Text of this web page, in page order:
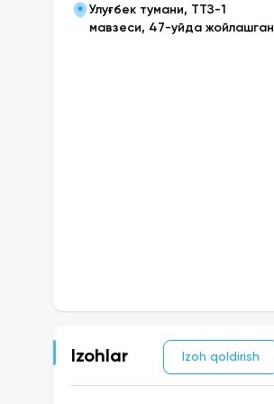
Улуғбек тумани, ТТЗ-1
мавзеси, 47-уйда жойлашган
Izohlar Izoh qoldirish